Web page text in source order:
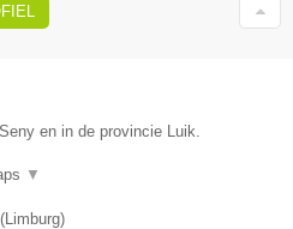
en in de provincie Luik.
▼
(Limburg)